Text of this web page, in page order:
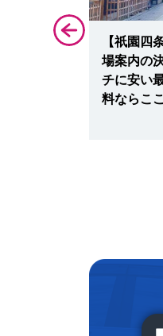
シティ・
【祇園四
場案内の
チに安い
料ならこ